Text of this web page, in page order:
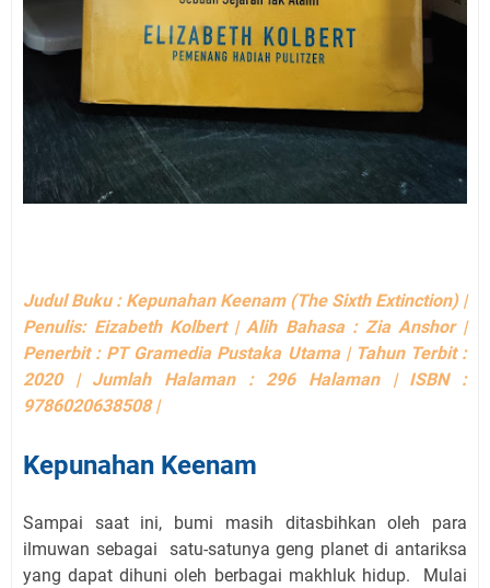
Judul Buku : Kepunahan Keenam (The Sixth Extinction) |
Penulis: Eizabeth Kolbert | Alih Bahasa : Zia Anshor |
Penerbit : PT Gramedia Pustaka Utama | Tahun Terbit :
2020 | Jumlah Halaman : 296 Halaman | ISBN :
9786020638508 |
Kepunahan Keenam
Sampai saat ini, bumi masih ditasbihkan oleh para
ilmuwan sebagai
satu-satunya geng planet di antariksa
yang dapat dihuni oleh berbagai makhluk hidup.
Mulai